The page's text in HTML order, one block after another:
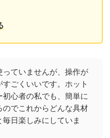
っていませんが、操作が
ごくいいです。ホット
心者の私でも、簡単に
でこれからどんな具材
日楽しみにしていま